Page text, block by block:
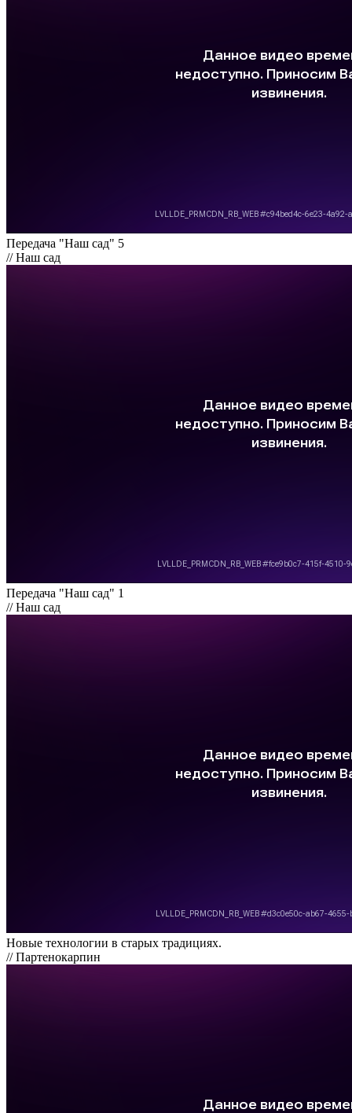
Передача "Наш сад" 5
// Наш сад
Передача "Наш сад" 1
// Наш сад
Новые технологии в старых традициях.
// Партенокарпин